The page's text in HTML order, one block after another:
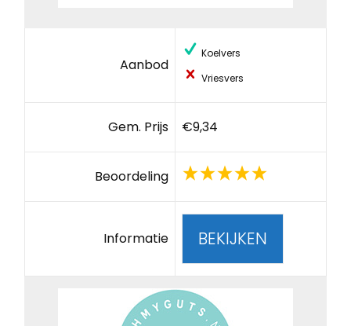
Aanbod
Koelvers
Vriesvers
Gem. Prijs €9,34
Beoordeling
Informatie BEKIJKEN